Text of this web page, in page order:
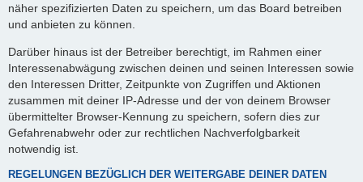
näher spezifizierten Daten zu speichern, um das Board betreiben
und anbieten zu können.
Darüber hinaus ist der Betreiber berechtigt, im Rahmen einer
Interessenabwägung zwischen deinen und seinen Interessen sowie
den Interessen Dritter, Zeitpunkte von Zugriffen und Aktionen
zusammen mit deiner IP-Adresse und der von deinem Browser
übermittelter Browser-Kennung zu speichern, sofern dies zur
Gefahrenabwehr oder zur rechtlichen Nachverfolgbarkeit
notwendig ist.
REGELUNGEN BEZÜGLICH DER WEITERGABE DEINER DATEN